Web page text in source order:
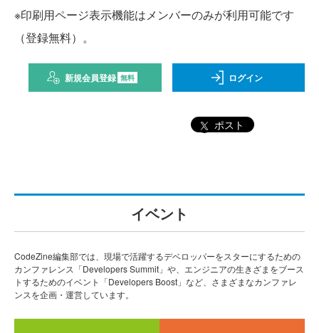
※印刷用ページ表示機能はメンバーのみが利用可能です
（登録無料）。
新規会員登録 無料 ログイン
ポスト
イベント
CodeZine編集部では、現場で活躍するデベロッパーをスターにするための
カンファレンス「Developers Summit」や、エンジニアの生きざまをブース
トするためのイベント「Developers Boost」など、さまざまなカンファレ
ンスを企画・運営しています。